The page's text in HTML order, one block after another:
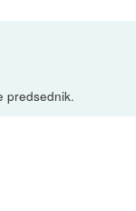
predsednik.